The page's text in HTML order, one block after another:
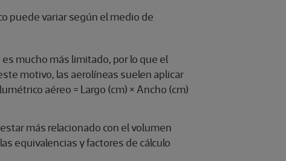
puede variar según el medio de
mucho más limitado, por lo que el
motivo, las aerolíneas suelen aplicar
aéreo = Largo (cm) × Ancho (cm)
más relacionado con el volumen
equivalencias y factores de cálculo